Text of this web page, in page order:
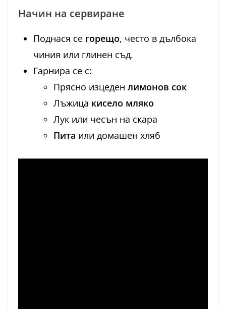
Начин на сервиране
Поднася се горещо, често в дълбока
чиния или глинен съд.
Гарнира се с:
Прясно изцеден лимонов сок
Лъжица кисело мляко
Лук или чесън на скара
Пита или домашен хляб